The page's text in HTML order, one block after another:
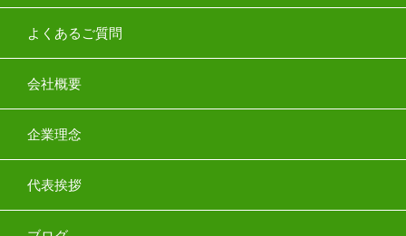
よくあるご質問
会社概要
企業理念
代表挨拶